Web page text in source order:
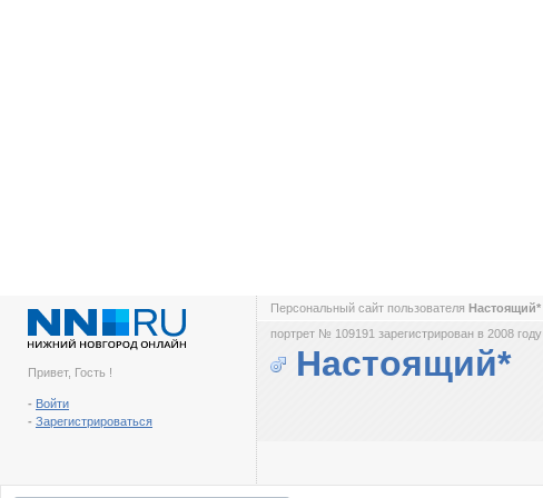
Привет, Гость !
- Войти
- Зарегистрироваться
Персональный сайт пользователя Настоящий*
портрет № 109191 зарегистрирован в 2008 году
Настоящий*